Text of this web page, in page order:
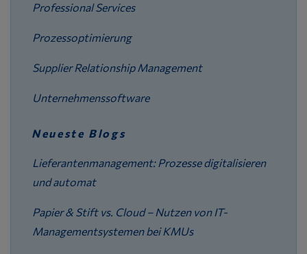
Professional Services
Prozessoptimierung
Supplier Relationship Management
Unternehmenssoftware
Neueste Blogs
Lieferantenmanagement: Prozesse digitalisieren
und automat
Papier & Stift vs. Cloud – Nutzen von IT-
Managementsystemen bei KMUs